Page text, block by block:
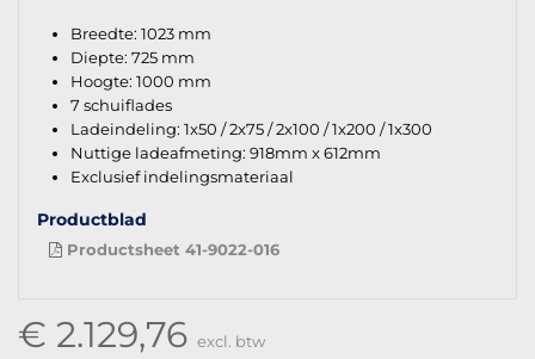
Breedte: 1023 mm
Diepte: 725 mm
Hoogte: 1000 mm
7 schuiflades
Ladeindeling: 1x50 / 2x75 / 2x100 / 1x200 / 1x300
Nuttige ladeafmeting: 918mm x 612mm
Exclusief indelingsmateriaal
Productblad
Productsheet 41-9022-016
€ 2.129,76 excl. btw